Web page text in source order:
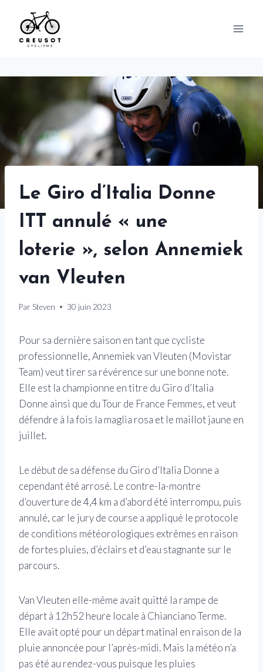
content
Le Giro d’Italia Donne
ITT annulé « une
loterie », selon Annemiek
van Vleuten
Par Steven 30 juin 2023
Pour sa dernière saison en tant que cycliste
professionnelle, Annemiek van Vleuten (Movistar
Team) veut tirer sa révérence sur une bonne note.
Elle est la championne en titre du Giro d’Italia
Donne ainsi que du Tour de France Femmes, et veut
défendre à la fois la maglia rosa et le maillot jaune en
juillet.
Le début de sa défense du Giro d’Italia Donne a
cependant été arrosé. Le contre-la-montre
d’ouverture de 4,4 km a d’abord été interrompu, puis
annulé, car le jury de course a appliqué le protocole
de conditions météorologiques extrêmes en raison
de fortes pluies, d’éclairs et d’eau stagnante sur le
parcours.
Van Vleuten elle-même avait quitté la rampe de
départ à 12h52 heure locale à Chianciano Terme.
Elle avait opté pour un départ matinal en raison de la
pluie annoncée pour l’après-midi. Mais la météo n’a
pas été au rendez-vous puisque les pluies